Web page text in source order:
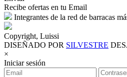
Recibe ofertas en tu Email
Integrantes de la red de barracas
Copyright, Luissi
DISEÑADO POR SILVESTRE
×
Iniciar sesión